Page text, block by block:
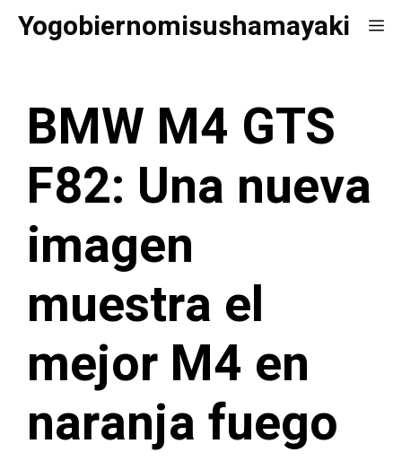
SaltarYogobiernomisushamayaki
BMW M4 GTS
F82: Una nueva
imagen
muestra el
mejor M4 en
naranja fuego